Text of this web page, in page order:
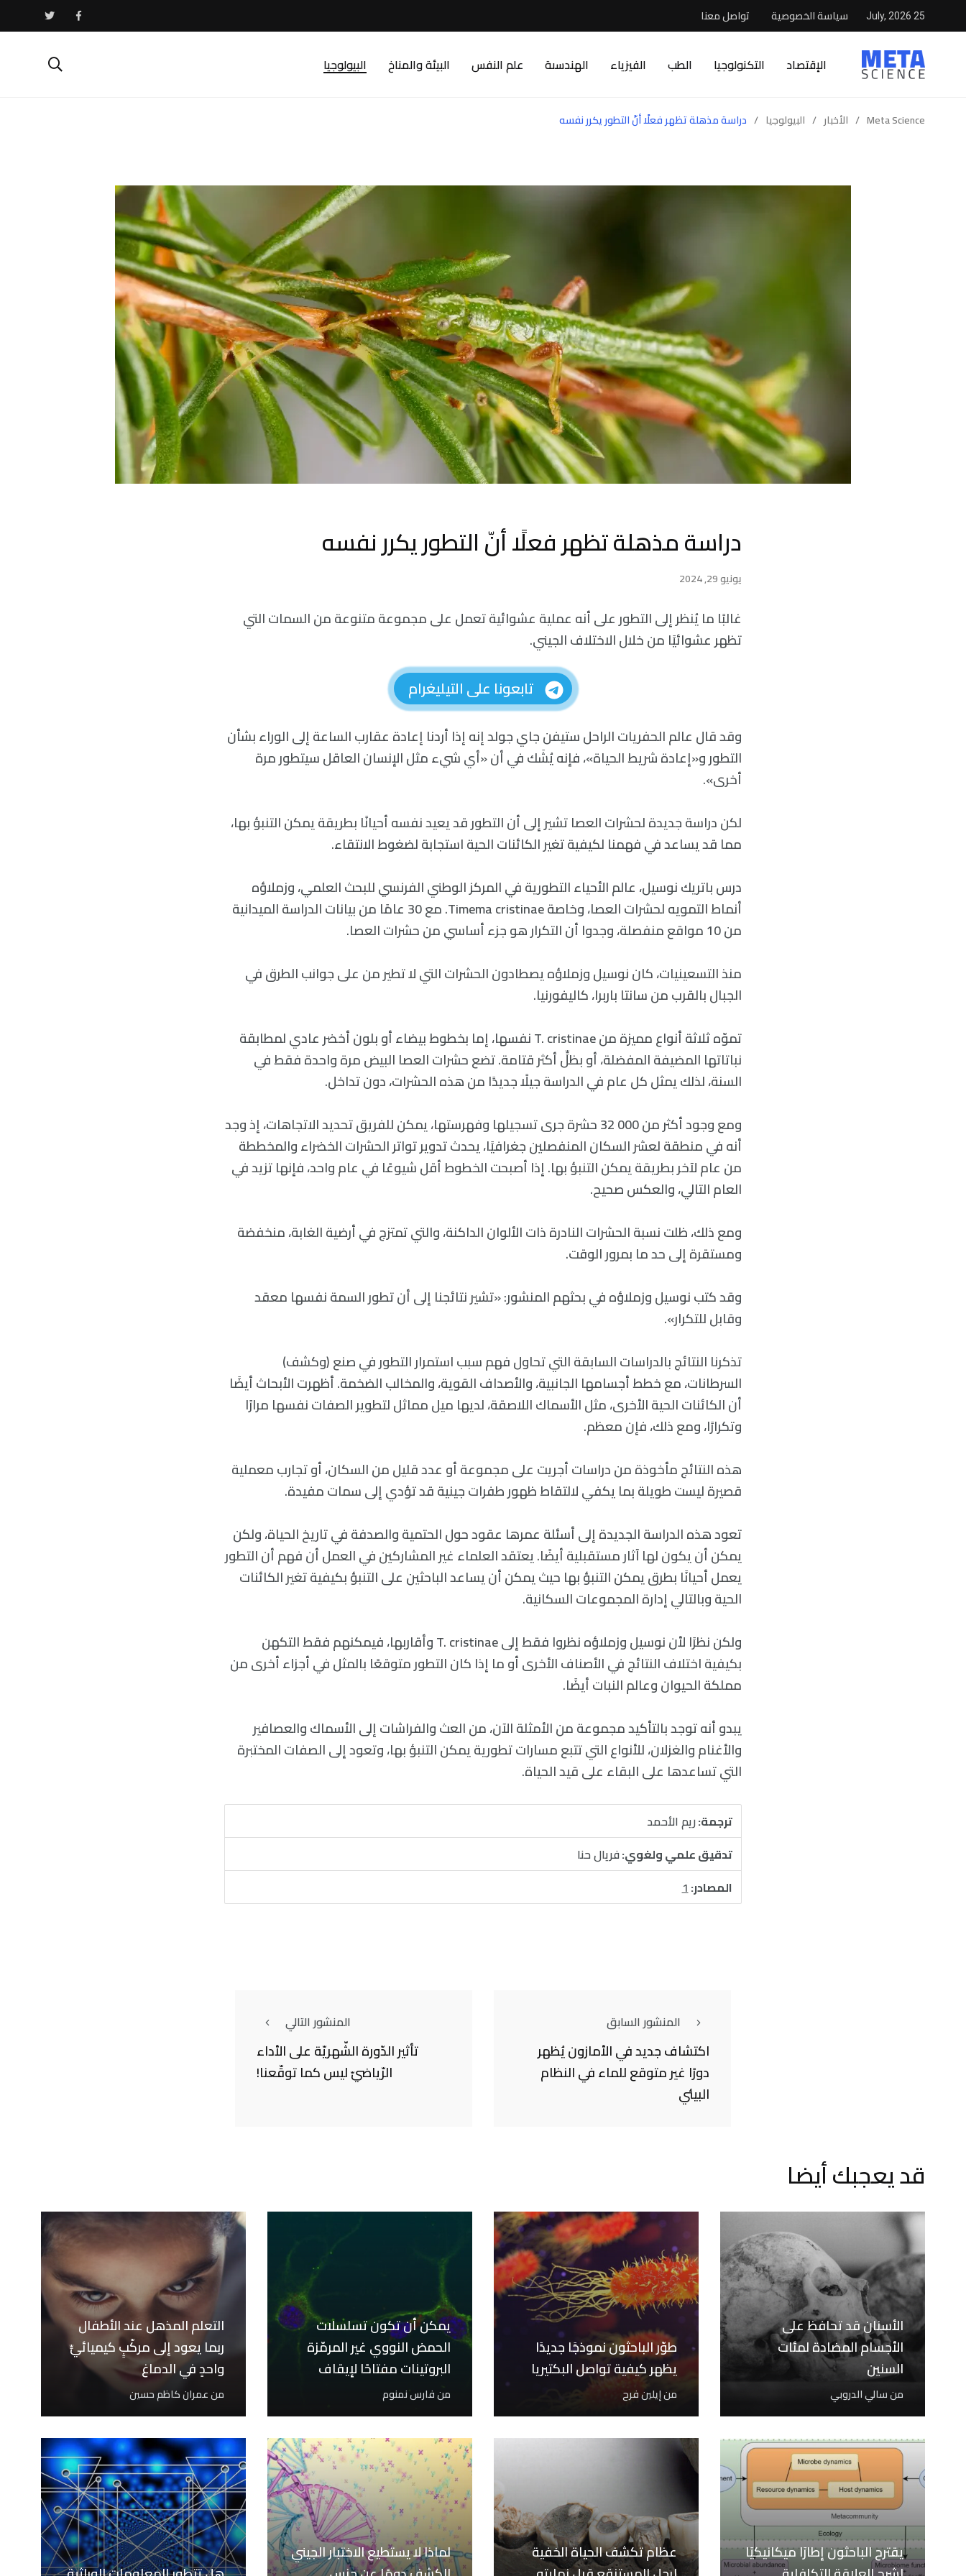
25 July, 2026 سياسة الخصوصية تواصل معنا
الإقتصاد التكنولوجيا الطب الفيزياء الهندسىة علم النفس البيئة والمناخ البيولوجيا
Meta Science
/ الأخبار / البيولوجيا / دراسة مذهلة تظهر فعلًا أنّ التطور يكرر نفسه
دراسة مذهلة تظهر فعلًا أنّ التطور يكرر نفسه
يونيو 29, 2024
غالبًا ما يُنظر إلى التطور على أنه عملية عشوائية تعمل على مجموعة متنوعة من السمات التي
تظهر عشوائيًا من خلال الاختلاف الجيني.
تابعونا على التيليغرام
وقد قال عالم الحفريات الراحل ستيفن جاي جولد إنه إذا أردنا إعادة عقارب الساعة إلى الوراء بشأن
التطور و«إعادة شريط الحياة»، فإنه يُشَك في أن «أي شيء مثل الإنسان العاقل سيتطور مرة
أخرى».
لكن دراسة جديدة لحشرات العصا تشير إلى أن التطور قد يعيد نفسه أحيانًا بطريقة يمكن التنبؤ بها،
مما قد يساعد في فهمنا لكيفية تغير الكائنات الحية استجابة لضغوط الانتقاء.
درس باتريك نوسيل، عالم الأحياء التطورية في المركز الوطني الفرنسي للبحث العلمي، وزملاؤه
أنماط التمويه لحشرات العصا، وخاصة Timema cristinae. مع 30 عامًا من بيانات الدراسة الميدانية
من 10 مواقع منفصلة، وجدوا أن التكرار هو جزء أساسي من حشرات العصا.
منذ التسعينيات، كان نوسيل وزملاؤه يصطادون الحشرات التي لا تطير من على جوانب الطرق في
الجبال بالقرب من سانتا باربرا، كاليفورنيا.
تموّه ثلاثة أنواع مميزة من T. cristinae نفسها، إما بخطوط بيضاء أو بلون أخضر عادي لمطابقة
نباتاتها المضيفة المفضلة، أو بظلٍّ أكثر قتامة. تضع حشرات العصا البيض مرة واحدة فقط في
السنة، لذلك يمثل كل عام في الدراسة جيلًا جديدًا من هذه الحشرات، دون تداخل.
ومع وجود أكثر من 000 32 حشرة جرى تسجيلها وفهرستها، يمكن للفريق تحديد الاتجاهات، إذ وجد
أنه في منطقة لعشر السكان المنفصلين جغرافيًا، يحدث تدوير تواتر الحشرات الخضراء والمخططة
من عام لآخر بطريقة يمكن التنبؤ بها. إذا أصبحت الخطوط أقل شيوعًا في عام واحد، فإنها تزيد في
العام التالي، والعكس صحيح.
ومع ذلك، ظلت نسبة الحشرات النادرة ذات الألوان الداكنة، والتي تمتزج في أرضية الغابة، منخفضة
ومستقرة إلى حد ما بمرور الوقت.
وقد كتب نوسيل وزملاؤه في بحثهم المنشور: «تشير نتائجنا إلى أن تطور السمة نفسها معقد
وقابل للتكرار».
تذكرنا النتائج بالدراسات السابقة التي تحاول فهم سبب استمرار التطور في صنع (وكشف)
السرطانات، مع خطط أجسامها الجانبية، والأصداف القوية، والمخالب الضخمة. أظهرت الأبحاث أيضًا
أن الكائنات الحية الأخرى، مثل الأسماك اللاصقة، لديها ميل مماثل لتطوير الصفات نفسها مرارًا
وتكرارًا، ومع ذلك، فإن معظم.
هذه النتائج مأخوذة من دراسات أجريت على مجموعة أو عدد قليل من السكان، أو تجارب معملية
قصيرة ليست طويلة بما يكفي لالتقاط ظهور طفرات جينية قد تؤدي إلى سمات مفيدة.
تعود هذه الدراسة الجديدة إلى أسئلة عمرها عقود حول الحتمية والصدفة في تاريخ الحياة، ولكن
يمكن أن يكون لها آثار مستقبلية أيضًا. يعتقد العلماء غير المشاركين في العمل أن فهم أن التطور
يعمل أحيانًا بطرق يمكن التنبؤ بها حيث يمكن أن يساعد الباحثين على التنبؤ بكيفية تغير الكائنات
الحية وبالتالي إدارة المجموعات السكانية.
ولكن نظرًا لأن نوسيل وزملاؤه نظروا فقط إلى T. cristinae وأقاربها، فيمكنهم فقط التكهن
بكيفية اختلاف النتائج في الأصناف الأخرى أو ما إذا كان التطور متوقعًا بالمثل في أجزاء أخرى من
مملكة الحيوان وعالم النبات أيضًا.
يبدو أنه توجد بالتأكيد مجموعة من الأمثلة الآن، من العث والفراشات إلى الأسماك والعصافير
والأغنام والغزلان، للأنواع التي تتبع مسارات تطورية يمكن التنبؤ بها، وتعود إلى الصفات المختبرة
التي تساعدها على البقاء على قيد الحياة.
ترجمة:ريم الأحمد
تدقيق علمي ولغوي:فريال حنا
المصادر:1
المنشور السابق
اكتشاف جديد في الأمازون يُظهر
دورًا غير متوقع للماء في النظام
البيئي
المنشور التالي
تأثير الدّورة الشّهريّة على الأداء
الرّياضيّ ليس كما توقّعنا!
قد يعجبك أيضا
الأسنان قد تحافظ على
الأجسام المضادة لمئات
السنين
منسالي الدروبي
طوّر الباحثون نموذجًا جديدًا
يظهر كيفية تواصل البكتيريا
منإيلين فرح
يمكن أن تكون تسلسلات
الحمض النووي غير المرمّزة
البروتينات مفتاحًا لإيقاف
الذكريات المتعلقة بالخوف
منفارس نمنوم
التعلم المذهل عند الأطفال
ربما يعود إلى مركّبٍ كيميائيٍّ
واحدٍ في الدماغ
منعمران كاظم حسين
يقترح الباحثون إطارًا ميكانيكيًا
عظام تكشف الحياة الخفية
لماذا لا يستطيع الاختبار الجيني